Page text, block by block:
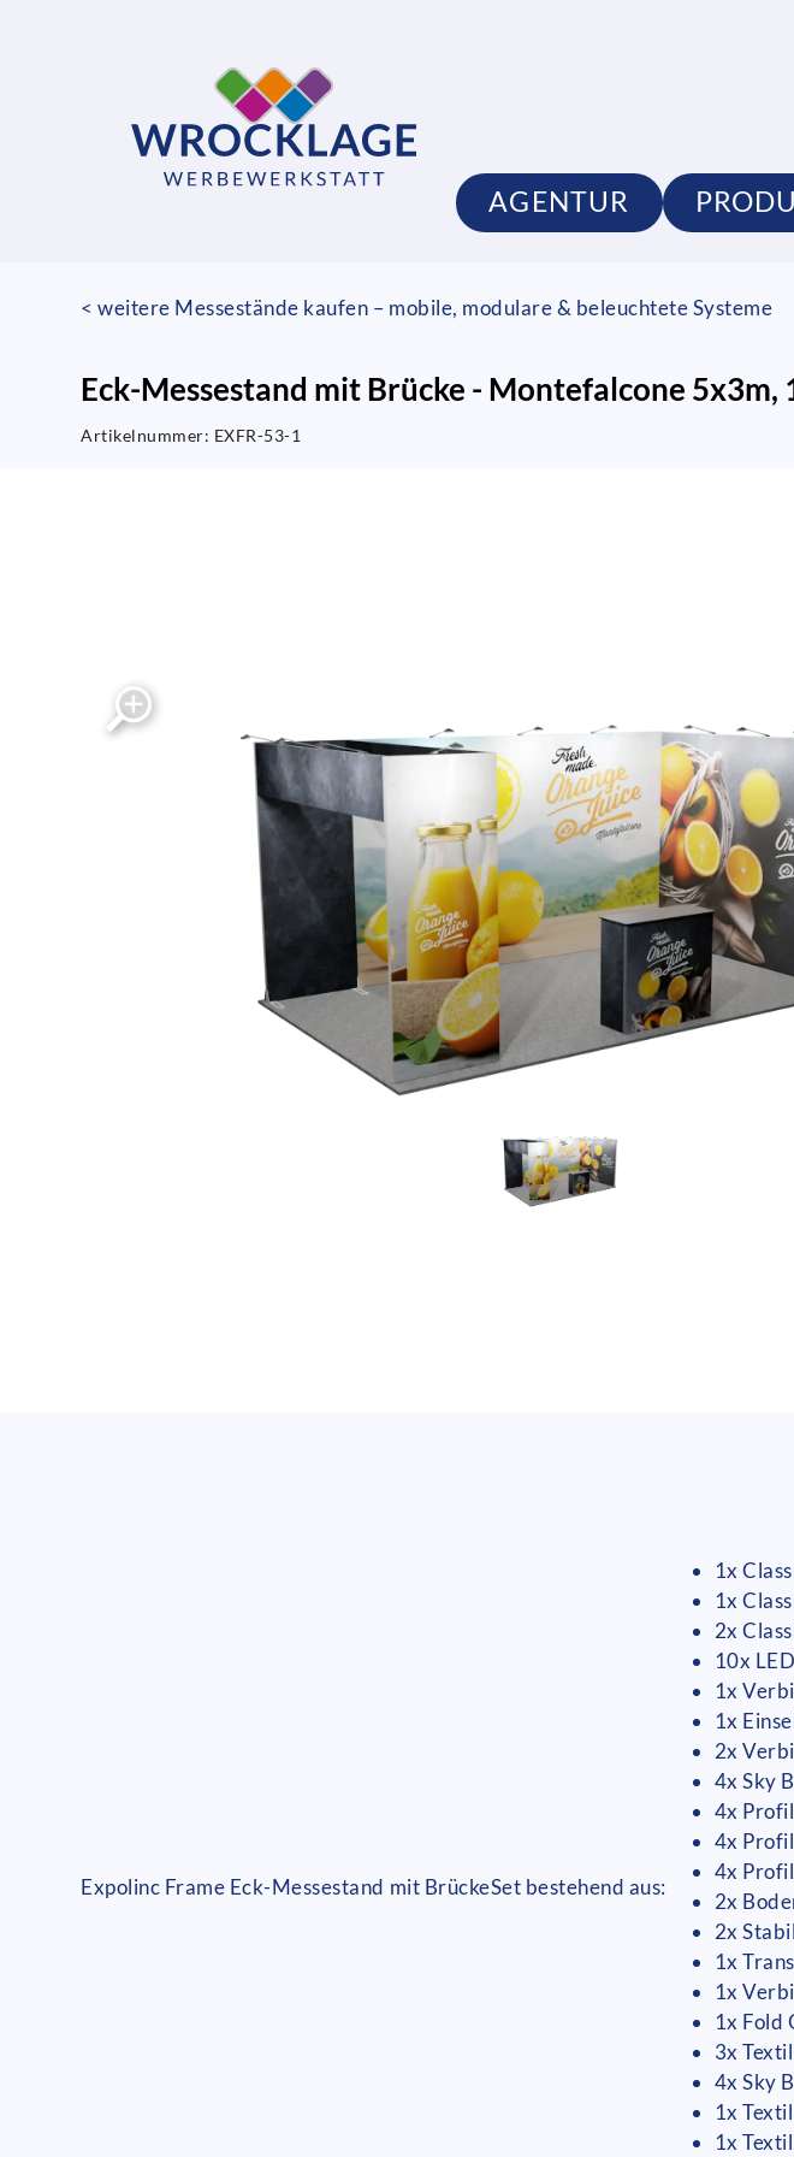
AGENTUR
< weitere Messestände kaufen – mobile, modulare & beleuchtete Systeme
Eck-Messestand mit Brücke - Montefalcone 5x3m,
Artikelnummer: EXFR-53-1
Expolinc_CF_Monte_Falcone_5x3_15m²
Expolinc Frame Eck-Messestand mit BrückeSet bestehend aus:
1x
1x
2x
10x
1x
1x
2x
4x Sky
4x
4x
4x
2x
2x
1x
1x
1x Fold
3x
4x Sky
1x
1x